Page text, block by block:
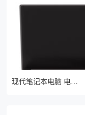
现代笔记本电脑 电脑包3d模型